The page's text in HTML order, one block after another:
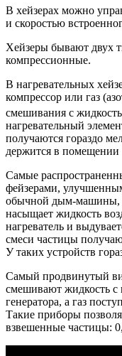
В хейзерах можно
и скоростью
Хейзеры бывают двух
компрессионные.
В нагревательных
компрессор или газ
смешивания с
нагревательный
получаются гораздо
держится в помещении
Самые
фейзерами,
обычной дым-машины,
насыщает жидкость
нагреватель и
смеси частицы
У таких устройств
Самый продвинутый
смешивают жидкость с
генератора, а газ
Такие приборы
взвешенные частицы: